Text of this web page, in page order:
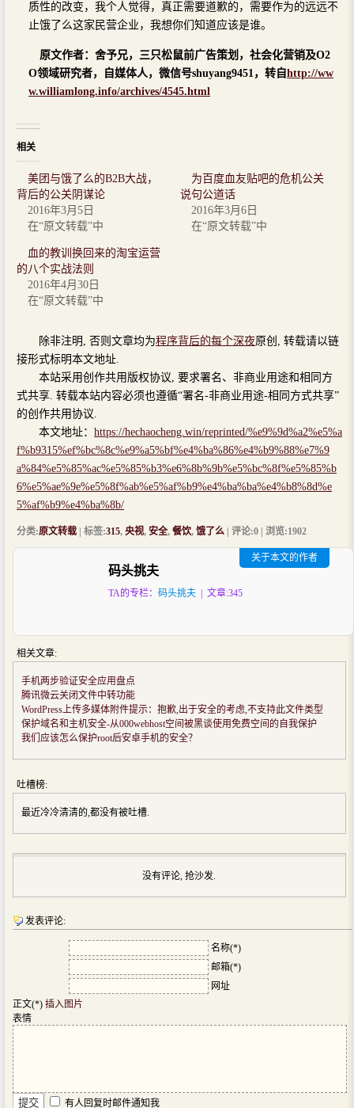
质性的改变，我个人觉得，真正需要道歉的，需要作为的远远不
止饿了么这家民营企业，我想你们知道应该是谁。
原文作者：舍予兄，三只松鼠前广告策划，社会化营销及O2
O领域研究者，自媒体人，微信号shuyang9451，转自 http://ww
w.williamlong.info/archives/4545.html
相关
美团与饿了么的B2B大战，
背后的公关阴谋论
2016年3月5日
在“原文转载”中
为百度血友贴吧的危机公关
说句公道话
2016年3月6日
在“原文转载”中
血的教训换回来的淘宝运营
的八个实战法则
2016年4月30日
在“原文转载”中
除非注明, 否则文章均为程序背后的每个深夜原创, 转载请以链
接形式标明本文地址.
本站采用创作共用版权协议, 要求署名、非商业用途和相同方
式共享. 转载本站内容必须也遵循“署名-非商业用途-相同方式共享”
的创作共用协议.
本文地址： https://hechaocheng.win/reprinted/%e9%9d%a2%e5%a
f%b9315%ef%bc%8c%e9%a5%bf%e4%ba%86%e4%b9%88%e7%9
a%84%e5%85%ac%e5%85%b3%e6%8b%9b%e5%bc%8f%e5%85%b
6%e5%ae%9e%e5%8f%ab%e5%af%b9%e4%ba%ba%e4%b8%8d%e
5%af%b9%e4%ba%8b/
分类:原文转载 | 标签:315, 央视, 安全, 餐饮, 饿了么 | 评论:0 | 浏览:1902
码头挑夫
TA的专栏： 码头挑夫 | 文章:345
关于本文的作者
相关文章:
手机两步验证安全应用盘点
腾讯微云关闭文件中转功能
WordPress上传多媒体附件提示：抱歉,出于安全的考虑,不支持此文件类型
保护域名和主机安全-从000webhost空间被黑谈使用免费空间的自我保护
我们应该怎么保护root后安卓手机的安全？
吐槽榜:
最近冷冷清清的,都没有被吐槽.
没有评论, 抢沙发.
发表评论:
名称(*)
邮箱(*)
网址
正文(*) 插入图片
表情
有人回复时邮件通知我